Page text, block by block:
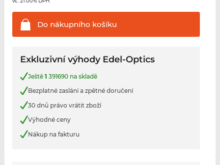
Do nákupního košíku
Exkluzivní výhody Edel-Optics
Ještě 1 391690 na skladě
Bezplatné zaslání a zpětné doručení
30 dnů právo vrátit zboží
Výhodné ceny
Nákup na fakturu